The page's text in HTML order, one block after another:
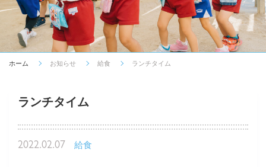
ホーム お知らせ 給食 ランチタイム
ランチタイム
2022.02.07 給食